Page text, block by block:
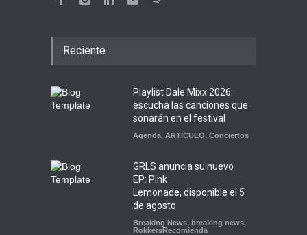
Reciente
Playlist Dale Mixx 2026:
escucha las canciones que
sonarán en el festival
Agenda, ARTICULO, Conciertos
GRLS anuncia su nuevo
EP: Pink
Lemonade, disponible el 5
de agosto
Breaking News, breaking news,
RokkersRecomienda